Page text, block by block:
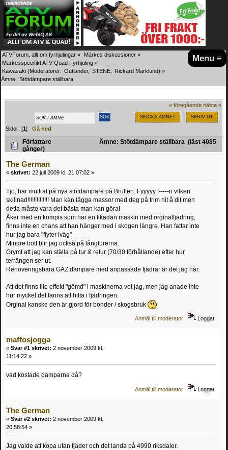
Menu ≡
ATVForum, allt om fyrhjulingar » Märkes diskussioner »
Märkesspecifikt ATV Quad Fyrhjuling »
Kawasaki (Moderatorer: Outlander, STENE Rickard Marklund) »
Ämne: Stötdämpare ställbara
« föregående nästa »
SKICKA ÄMNET SKRIV UT
Sidor: [1]Gå ned
Författare
Ämne: Stötdämpare ställbara (läst 4085
gånger)
The German
« skrivet: 22 juli 2009 kl. 21:07:02 »
Tjo, har muttrat på nya stötdämpare på Brutten. Fyyyyy f-----n vilken
skillnad!!!!!!!!!!!!!! Man kan lägga massor med deg på trim hit å dit men
detta måste vara det bästa man kan göra!
Åker med en kompis som har en likadan maskin med orginalfjädring,
finns inte en chans att han hänger med i skogen längre. Han fattar inte
hur jag bara "flyter iväg"
Mindre trött blir jag också på långturerna.
Grymt att jag kan ställa på tur & retur (70/30 förhållande) efter hur
terrängen ser ut.
Renoveringsbara GAZ dämpare med anpassade fjädrar är det jag har.
Att det finns lite effekt "gömd" i maskinerna vet jag, men jag anade inte
hur mycket det fanns att hitta i fjädringen.
Orginal kanske den är gjord för bönder / skogsbruk
Anmäl till moderator Loggat
maffosjogga
« Svar #1 skrivet: 2 november 2009 kl.
11:14:22 »
vad kostade dämparna då?
Anmäl till moderator Loggat
The German
« Svar #2 skrivet: 2 november 2009 kl.
20:58:54 »
Jag valde att köpa utan fjäder och det landa på 4990 riksdaler.